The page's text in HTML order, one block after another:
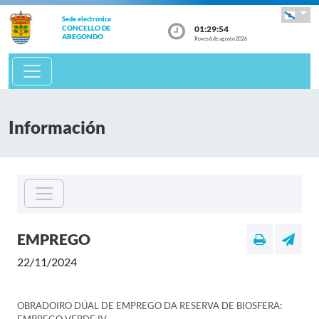
Sede electrónica
CONCELLO DE
ABEGONDO
01:29:54
Xoves 6 de agosto 2026
Información
EMPREGO
22/11/2024
OBRADOIRO DÚAL DE EMPREGO DA RESERVA DE BIOSFERA: